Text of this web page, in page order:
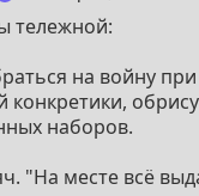
тележной:
на войну
конкретики,
наборов.
"На месте всё